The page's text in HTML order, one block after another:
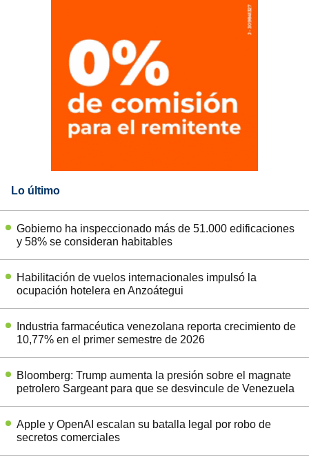
Lo último
Gobierno ha inspeccionado más de 51.000 edificaciones
y 58% se consideran habitables
Habilitación de vuelos internacionales impulsó la
ocupación hotelera en Anzoátegui
Industria farmacéutica venezolana reporta crecimiento de
10,77% en el primer semestre de 2026
Bloomberg: Trump aumenta la presión sobre el magnate
petrolero Sargeant para que se desvincule de Venezuela
Apple y OpenAI escalan su batalla legal por robo de
secretos comerciales